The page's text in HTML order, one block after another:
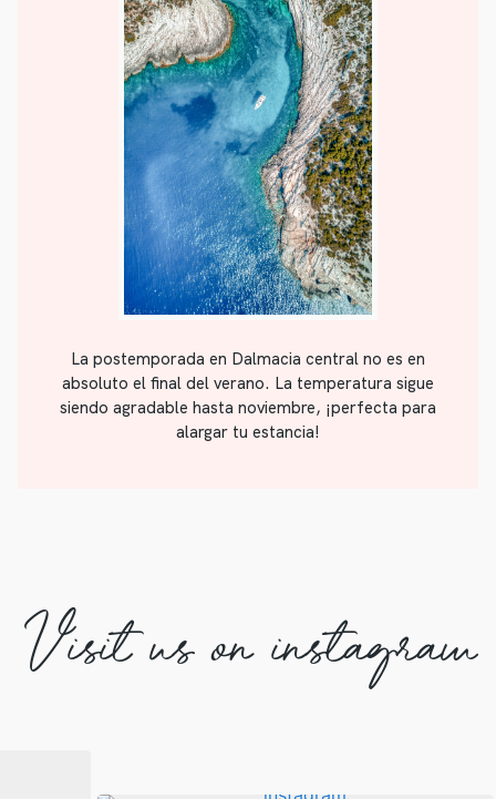
La postemporada en Dalmacia central no es en
absoluto el final del verano. La temperatura sigue
siendo agradable hasta noviembre, ¡perfecta para
alargar tu estancia!
Visit us on instagram